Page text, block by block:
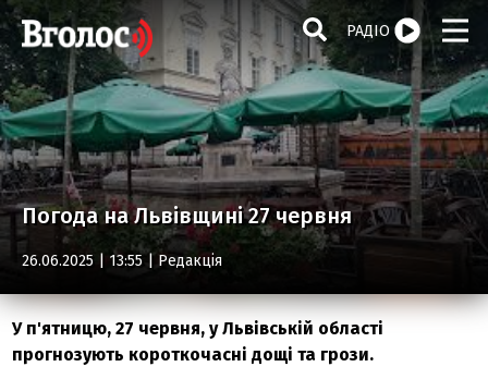
РАДІО
Погода на Львівщині 27 червня
26.06.2025 | 13:55 | Редакція
У п'ятницю, 27 червня, у Львівській області
прогнозують короткочасні дощі та грози.